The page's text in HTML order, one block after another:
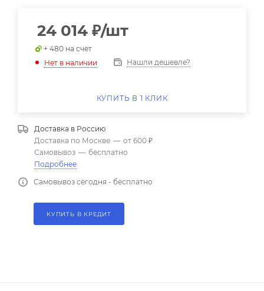
24 014 ₽/шт
+ 480 на счет
Нет в наличии
Нашли дешевле?
КУПИТЬ В 1 КЛИК
Доставка в Россию
Доставка по Москве — от 600 ₽
Самовывоз — бесплатно
Подробнее
Самовывоз сегодня - бесплатно
КУПИТЬ В КРЕДИТ